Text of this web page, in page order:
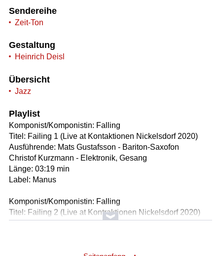
Sendereihe
Zeit-Ton
Gestaltung
Heinrich Deisl
Übersicht
Jazz
Playlist
Komponist/Komponistin: Falling
Titel: Failing 1 (Live at Kontaktionen Nickelsdorf 2020)
Ausführende: Mats Gustafsson - Bariton-Saxofon
Christof Kurzmann - Elektronik, Gesang
Länge: 03:19 min
Label: Manus
Komponist/Komponistin: Falling
Titel: Failing 2 (Live at Kontraktionen Nickelsdorf 2020)
Ausführende: Mats Gustafsson - Bass-Saxofon, Flöte